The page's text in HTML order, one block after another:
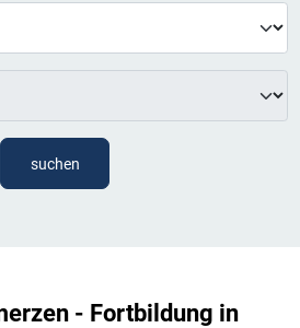
suchen
- Fortbildung in